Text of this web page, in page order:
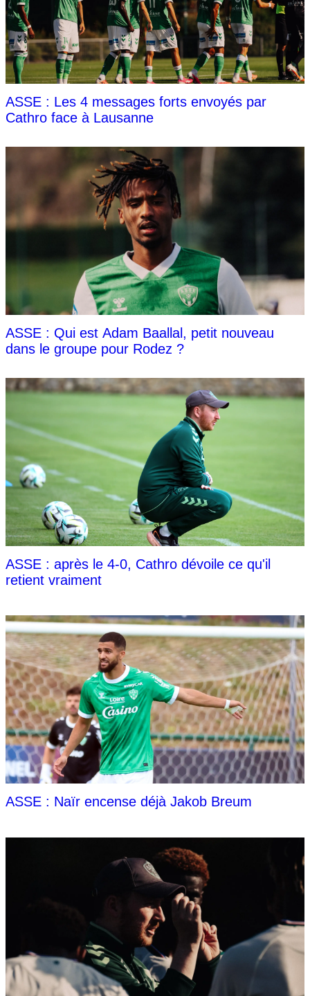
ASSE : Les 4 messages forts envoyés par
Cathro face à Lausanne
ASSE : Qui est Adam Baallal, petit nouveau
dans le groupe pour Rodez ?
ASSE : après le 4-0, Cathro dévoile ce qu'il
retient vraiment
ASSE : Naïr encense déjà Jakob Breum